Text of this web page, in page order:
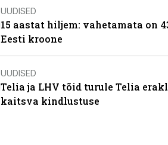
UUDISED
15 aastat hiljem: vahetamata on
Eesti kroone
UUDISED
Telia ja LHV tõid turule Telia
kaitsva kindlustuse